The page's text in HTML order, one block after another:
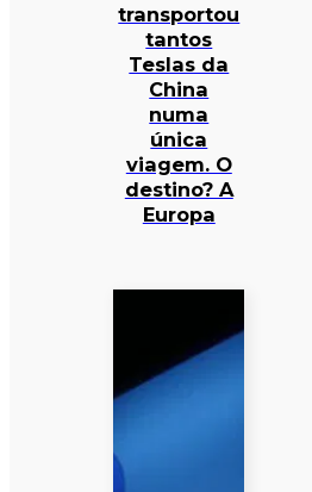
transportou
tantos
Teslas da
China
numa
única
viagem. O
destino? A
Europa